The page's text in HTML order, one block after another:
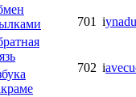
701 i
702 i